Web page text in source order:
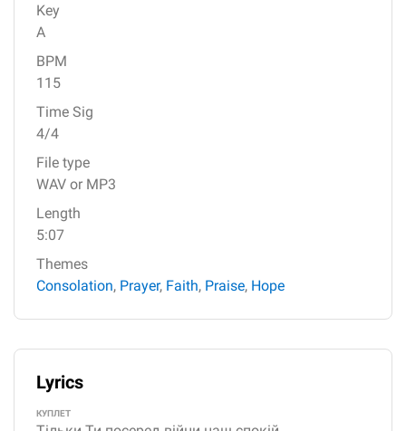
Key
A
BPM
115
Time Sig
4/4
File type
WAV or MP3
Length
5:07
Themes
Consolation, Prayer, Faith, Praise, Hope
Lyrics
КУПЛЕТ